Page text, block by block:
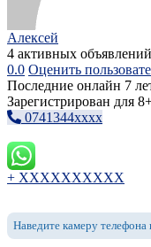
Алексей
4 активных объявлений
0.0 Оценить
Последние онлайн 7
Зарегистрирован для
0741344xxxx
+ XXXXXXXXXX
Наведите камеру